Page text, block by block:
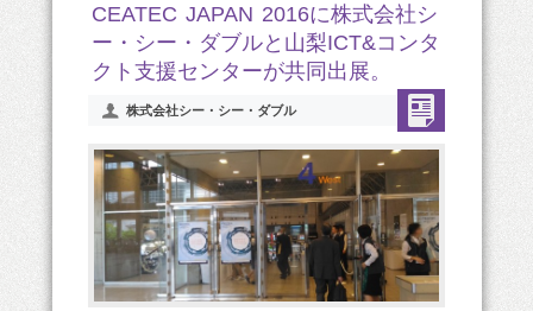
CEATEC JAPAN 2016に株式会社シ
ー・シー・ダブルと山梨ICT&コンタ
クト支援センターが共同出展。
株式会社シー・シー・ダブル